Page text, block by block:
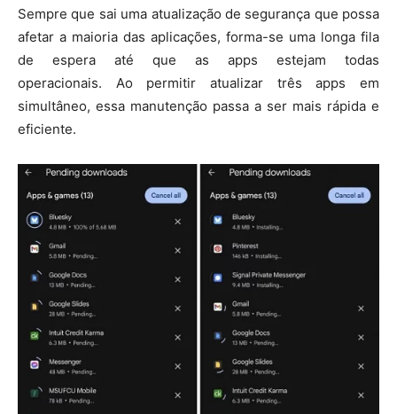
Sempre que sai uma atualização de segurança que possa
afetar a maioria das aplicações, forma-se uma longa fila
de espera até que as apps estejam todas
operacionais. Ao permitir atualizar três apps em
simultâneo, essa manutenção passa a ser mais rápida e
eficiente.